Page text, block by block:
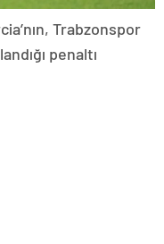
Trabzonspor
penaltı